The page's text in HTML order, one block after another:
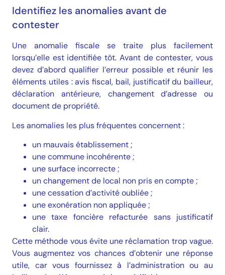
Identifiez les anomalies avant de
contester
Une anomalie fiscale se traite plus facilement
lorsqu’elle est identifiée tôt. Avant de contester, vous
devez d’abord qualifier l’erreur possible et réunir les
éléments utiles : avis fiscal, bail, justificatif du bailleur,
déclaration antérieure, changement d’adresse ou
document de propriété.
Les anomalies les plus fréquentes concernent :
un mauvais établissement ;
une commune incohérente ;
une surface incorrecte ;
un changement de local non pris en compte ;
une cessation d’activité oubliée ;
une exonération non appliquée ;
une taxe foncière refacturée sans justificatif
clair.
Cette méthode vous évite une réclamation trop vague.
Vous augmentez vos chances d’obtenir une réponse
utile, car vous fournissez à l’administration ou au